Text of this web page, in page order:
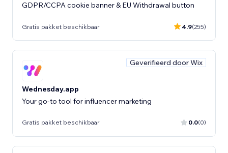
GDPR/CCPA cookie banner & EU Withdrawal button
Gratis pakket beschikbaar 4.9(255)
Geverifieerd door Wix
Wednesday.app
Your go-to tool for influencer marketing
Gratis pakket beschikbaar 0.0(0)